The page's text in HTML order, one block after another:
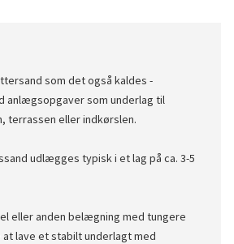
som det også kaldes -
anlægsopgaver som underlag til
terrassen eller indkørslen.
udlægges typisk i et lag på ca. 3-5
eller anden belægning med tungere
lave et stabilt underlagt med